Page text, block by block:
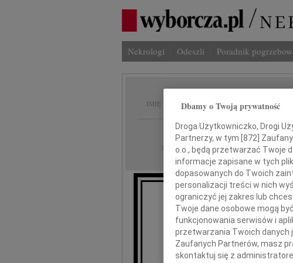
Nekrologi Odeszli Poradnik
IMIĘ I NAZWISKO: Krzysztof
REGION: Warszawa
DATA EMISJI: 18.05.2026
Z głębokim żalem
Dbamy o Twoją prywatność
Droga Użytkowniczko, Drogi
Partnerzy, w tym [ 872 ]
o.o., będą przetwarzać Twoje
informacje zapisane w tych
dopasowanych do Twoich
personalizacji treści w nich
ograniczyć jej zakres lub
Twoje dane osobowe mogą
funkcjonowania serwisów i
przetwarzania Twoich danych
Zaufanych Partnerów, masz
skontaktuj się z